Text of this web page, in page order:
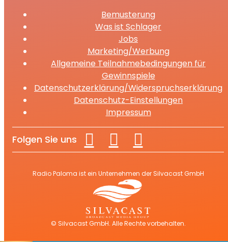
Bemusterung
Was ist Schlager
Jobs
Marketing/Werbung
Allgemeine Teilnahmebedingungen für
Gewinnspiele
Datenschutzerklärung/Widerspruchserklärung
Datenschutz-Einstellungen
Impressum
Folgen Sie uns
Radio Paloma ist ein Unternehmen der Silvacast GmbH
© Silvacast GmbH. Alle Rechte vorbehalten.